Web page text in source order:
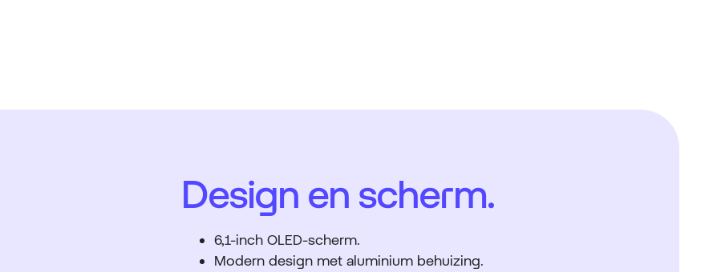
Design en scherm.
6,1-inch OLED-scherm.
Modern design met aluminium behuizing.